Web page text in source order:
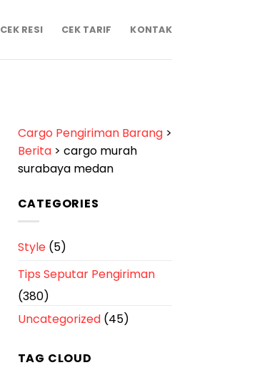
CEK RESI CEK TARIF KONTAK
Cargo Pengiriman Barang>
Berita> cargo murah
surabaya medan
CATEGORIES
Style(5)
Tips Seputar Pengiriman
(380)
Uncategorized(45)
TAG CLOUD